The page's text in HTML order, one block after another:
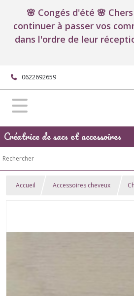
🌸 Congés d'été 🌸
continuer à passer vos
dans l'ordre de leur
0622692659
Créatrice de sacs et accessoires
Accueil Accessoires cheveux